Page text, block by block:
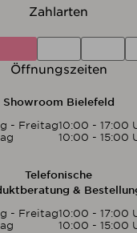
Zahlarten
Öffnungszeiten
Showroom Bielefeld
- Freitag10:00 - 17:00
10:00 - 15:00
Telefonische
&
- Freitag10:00 - 17:00
10:00 - 15:00